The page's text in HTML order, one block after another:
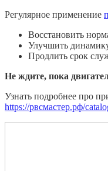
Регулярное применение
Восстановить
Улучшить
Продлить срок
Не ждите, пока
Узнать подробнее про
https://рвсмастер.рф/